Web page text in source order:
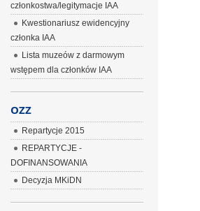
członkostwa/legitymacje IAA
Kwestionariusz ewidencyjny
członka IAA
Lista muzeów z darmowym
wstępem dla członków IAA
OZZ
Repartycje 2015
REPARTYCJE -
DOFINANSOWANIA
Decyzja MKiDN